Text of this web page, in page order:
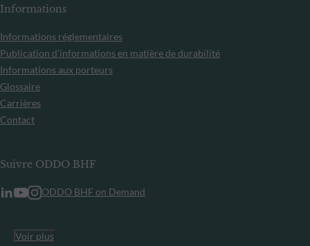
Informations
Informations réglementaires
Publication d’informations en matière de durabilité
Informations aux porteurs
Glossaire
Carrières
Contact
Suivre ODDO BHF
ODDO BHF on Demand
Voir plus